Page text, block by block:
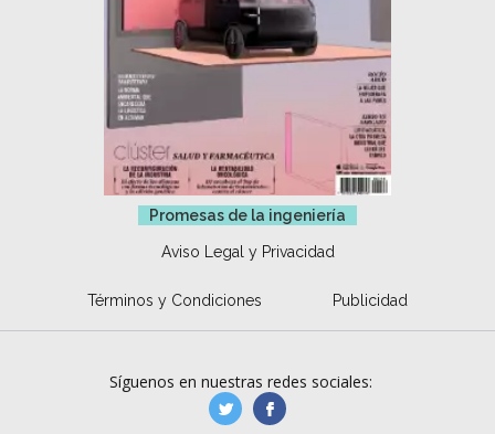
Promesas de la ingeniería
Aviso Legal y Privacidad
Términos y Condiciones Publicidad
Síguenos en nuestras redes sociales:
manufacturaGE